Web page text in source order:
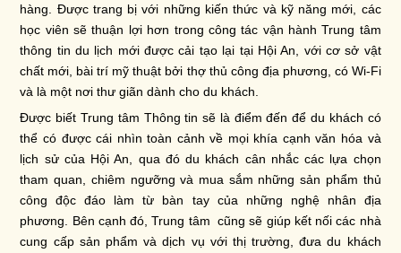
hàng. Được trang bị với những kiến thức và kỹ năng mới, các
học viên sẽ thuận lợi hơn trong công tác vận hànhTrung tâm
thông tin du lịch mới được cải tạo lại tại Hội An, với cơ sở vật
chất mới, bài trí mỹ thuật bởi thợ thủ công địa phương, có Wi-Fi
và là một nơi thư giãn dành cho du khách
Được biết Trung tâm Thông tin sẽ là điểm đến để du khách có
thể có được cái nhìn toàn cảnh về mọi khía cạnh văn hóa và
lịch sử của Hội An, qua đó du khách cân nhắc các lựa chọn
tham quan, chiêm ngưỡng và mua sắm những sản phẩm thủ
công độc đáo làm từ bàn tay của những nghệ nhân địa
phương. Bên cạnh đó, Trung tâm cũng sẽ giúp kết nối các nhà
cung cấp sản phẩm và dịch vụ với thị trường, đưa du khách